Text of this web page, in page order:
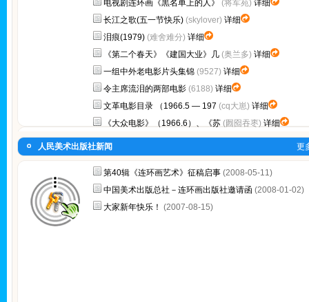
电视剧连环画《黒名单上的人》
(将军苑) 详细
长江之歌(五一节快乐) (skylover) 详细
泪痕(1979) (难舍难分) 详细
《第二个春天》《建国大业》几 (奥兰多) 详细
一组中外老电影片头集锦 (9527) 详细
令主席流泪的两部电影 (6188) 详细
文革电影目录 （1966.5 — 197 (cq大崽) 详细
《大众电影》（1966.6）、《苏 (囫囵吞枣) 详细
人民美术出版社新闻 更
第40辑《连环画艺术》征稿启事 (2008-05-11)
中国美术出版总社－连环画出版社邀请函 (2008-01-02)
大家新年快乐！ (2007-08-15)